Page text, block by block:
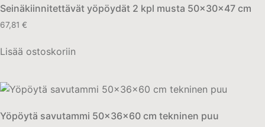
Seinäkiinnitettävät yöpöydät 2 kpl musta 50x30x47 cm
67,81 €
Lisää ostoskoriin
Yöpöytä savutammi 50x36x60 cm tekninen puu